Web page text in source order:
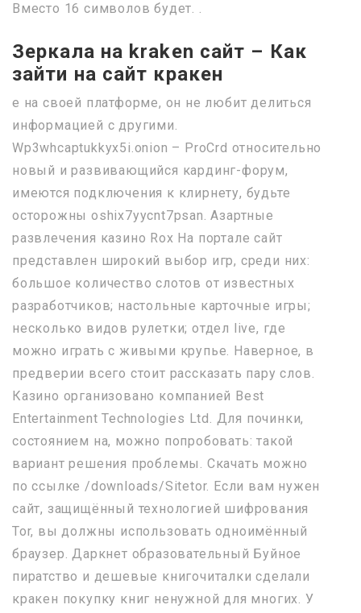
Вместо 16 символов будет. .
Зеркала на kraken сайт – Как
зайти на сайт кракен
е на своей платформе, он не любит делиться
информацией с другими.
Wp3whcaptukkyx5i.onion – ProCrd относительно
новый и развивающийся кардинг-форум,
имеются подключения к клирнету, будьте
осторожны oshix7yycnt7psan. Азартные
развлечения казино Rox На портале сайт
представлен широкий выбор игр, среди них:
большое количество слотов от известных
разработчиков; настольные карточные игры;
несколько видов рулетки; отдел live, где
можно играть с живыми крупье. Наверное, в
предверии всего стоит рассказать пару слов.
Казино организовано компанией Best
Entertainment Technologies Ltd. Для починки,
состоянием на, можно попробовать: такой
вариант решения проблемы. Скачать можно
по ссылке /downloads/Sitetor. Если вам нужен
сайт, защищённый технологией шифрования
Tor, вы должны использовать одноимённый
браузер. Даркнет образовательный Буйное
пиратство и дешевые книгочиталки сделали
кракен покупку книг ненужной для многих. У